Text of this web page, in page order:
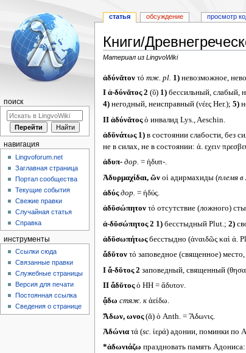
Книги/
Материал из LingvoWiki
Перейти
к
навигации
Перейти
к
поиску
ἀδύνᾰτον τό тж. pl. 1)невозможное,
I ἀ-δύνᾰτος 2 (ῠ) 1)бессильный, слабый,
4)негодный, неисправный (νέες Her.); 5)
II ἀδύνᾰτοςὁ инвалид Lys., Aeschin.
ἀδῠνάτως 1)в состоянии слабости, без
не в силах, не в состоянии: ἀ. εχειν
ἁδυπ- дор. = ἡδυπ-.
Ἀδυρμαχίδαι, ῶνοἱ адирмахиды (племя в
ἁδύς дор. = ἡδύς.
ἀδῠσώπητον τό отсутствие (ложного)
ἀ-δῠσώπητος 2 1)бесстыдный Plut.; 2)
ἀδῠσωπήτωςбесстыдно (ἀναιδῶς καὶ ἀ.
ἄδῠτον τό заповедное (священное)
I ἄ-δῠτος 2 заповедный, священный
II ἄδῠτοςὁ HH = ἄδυτον.
ᾄδω стяж. кἀείδω.
Ἄδων, ωνος(ᾰ) ὁ Anth. = Ἄδωνις.
Ἀδώνια τά (sc. ἱερά) адонии, поминки по
*ἀδωνιάζω праздновать память
статья обсуждение просмотр
поиск
навигация
Lingvoforum.net
Заглавная страница
Портал сообщества
Текущие события
Свежие правки
Случайная статья
Справка
инструменты
Ссылки сюда
Связанные правки
Служебные страницы
Версия для печати
Постоянная ссылка
Сведения о странице